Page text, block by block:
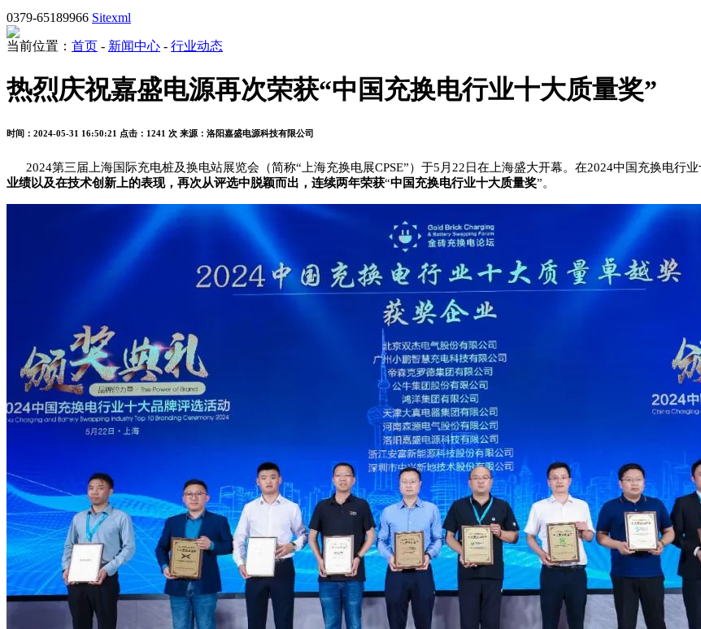
0379-65189966 Sitexml
当前位置： 首页 - 新闻中心 - 行业动态
热烈庆祝嘉盛电源再次荣获“中国充换电行业十大质量奖”
时间：2024-05-31 16:50:21 点击：1241 次 来源：洛阳嘉盛电源科技有限公司
2024第三届上海国际充电桩及换电站展览会（简称“上海充换电展CPSE”）于5月22日在上海盛大开幕。 在2024中国充换电行
业绩以及在技术创新上的表现，再次从评选中脱颖而出，连续两年荣获“中国充换电行业十大质量奖”。